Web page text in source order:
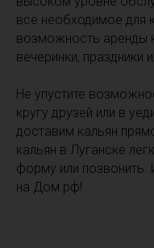
все необходимое для
возможность аренды
вечеринки, праздники
Не упустите
кругу друзей или в
доставим кальян
кальян в Луганске
форму или
на Дом.рф!